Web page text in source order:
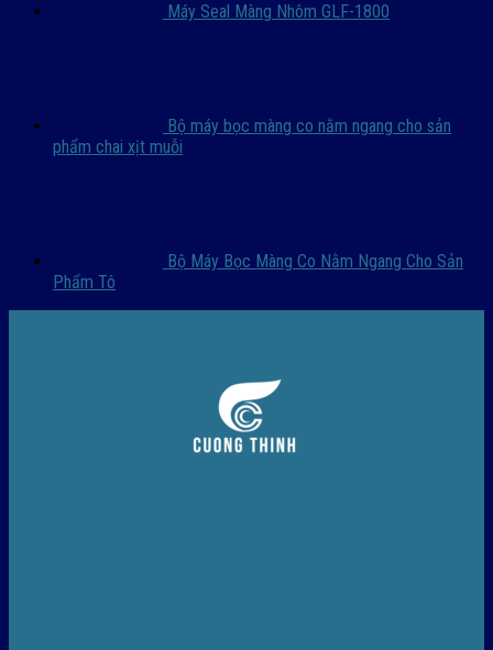
Máy Seal Màng Nhôm GLF-1800
Bộ máy bọc màng co nằm ngang cho sản
phẩm chai xịt muỗi
Bộ Máy Bọc Màng Co Nằm Ngang Cho Sản
Phẩm Tô